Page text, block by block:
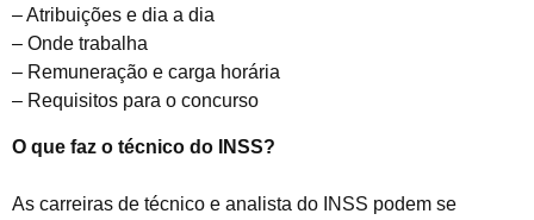
– Atribuições e dia a dia
– Onde trabalha
– Remuneração e carga horária
– Requisitos para o concurso
O que faz o técnico do INSS?
As carreiras de técnico e analista do INSS podem se